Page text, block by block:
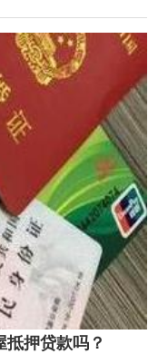
抵押转贷。前提是利
押贷款房 ...
押贷款吗？